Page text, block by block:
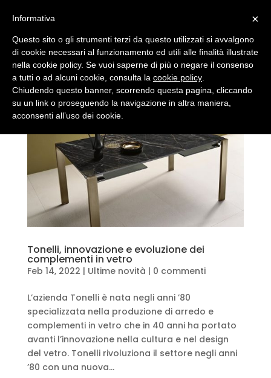
Tonelli, innovazione e evoluzione dei
complementi in vetro
Feb 14, 2022 | Ultime novità | 0 commenti
L’azienda Tonelli è nata negli anni ’80
specializzata nella produzione di arredo e
complementi in vetro che in 40 anni ha portato
avanti l’innovazione nella cultura e nel design
del vetro. Tonelli rivoluziona il settore negli anni
’80 con una nuova...
×
Informativa
Questo sito o gli strumenti terzi da questo utilizzati si avvalgono
di cookie necessari al funzionamento ed utili alle finalità illustrate
nella cookie policy. Se vuoi saperne di più o negare il consenso
a tutti o ad alcuni cookie, consulta la cookie policy
Chiudendo questo banner, scorrendo questa pagina, cliccando
su un link o proseguendo la navigazione in altra maniera,
acconsenti all’uso dei cookie.